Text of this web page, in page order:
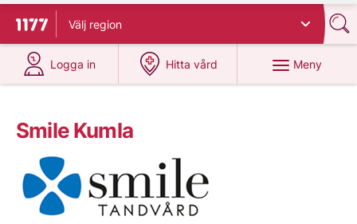
Till startsidan för 1177
Välj region
Logga in
på 1177.se
Hitta vård
på 1177.se
Meny
Smile Kumla